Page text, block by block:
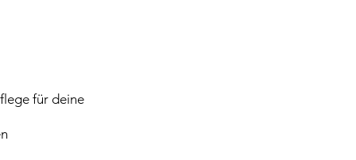
für deine